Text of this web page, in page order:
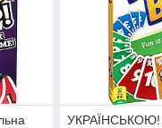
УКРАЇНСЬКОЮ!